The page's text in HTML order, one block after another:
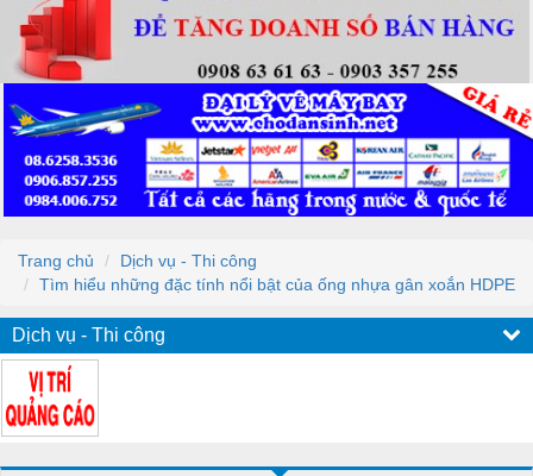
Trang chủ
Dịch vụ - Thi công
Tìm hiểu những đặc tính nổi bật của ống nhựa gân xoắn HDPE
Dịch vụ - Thi công